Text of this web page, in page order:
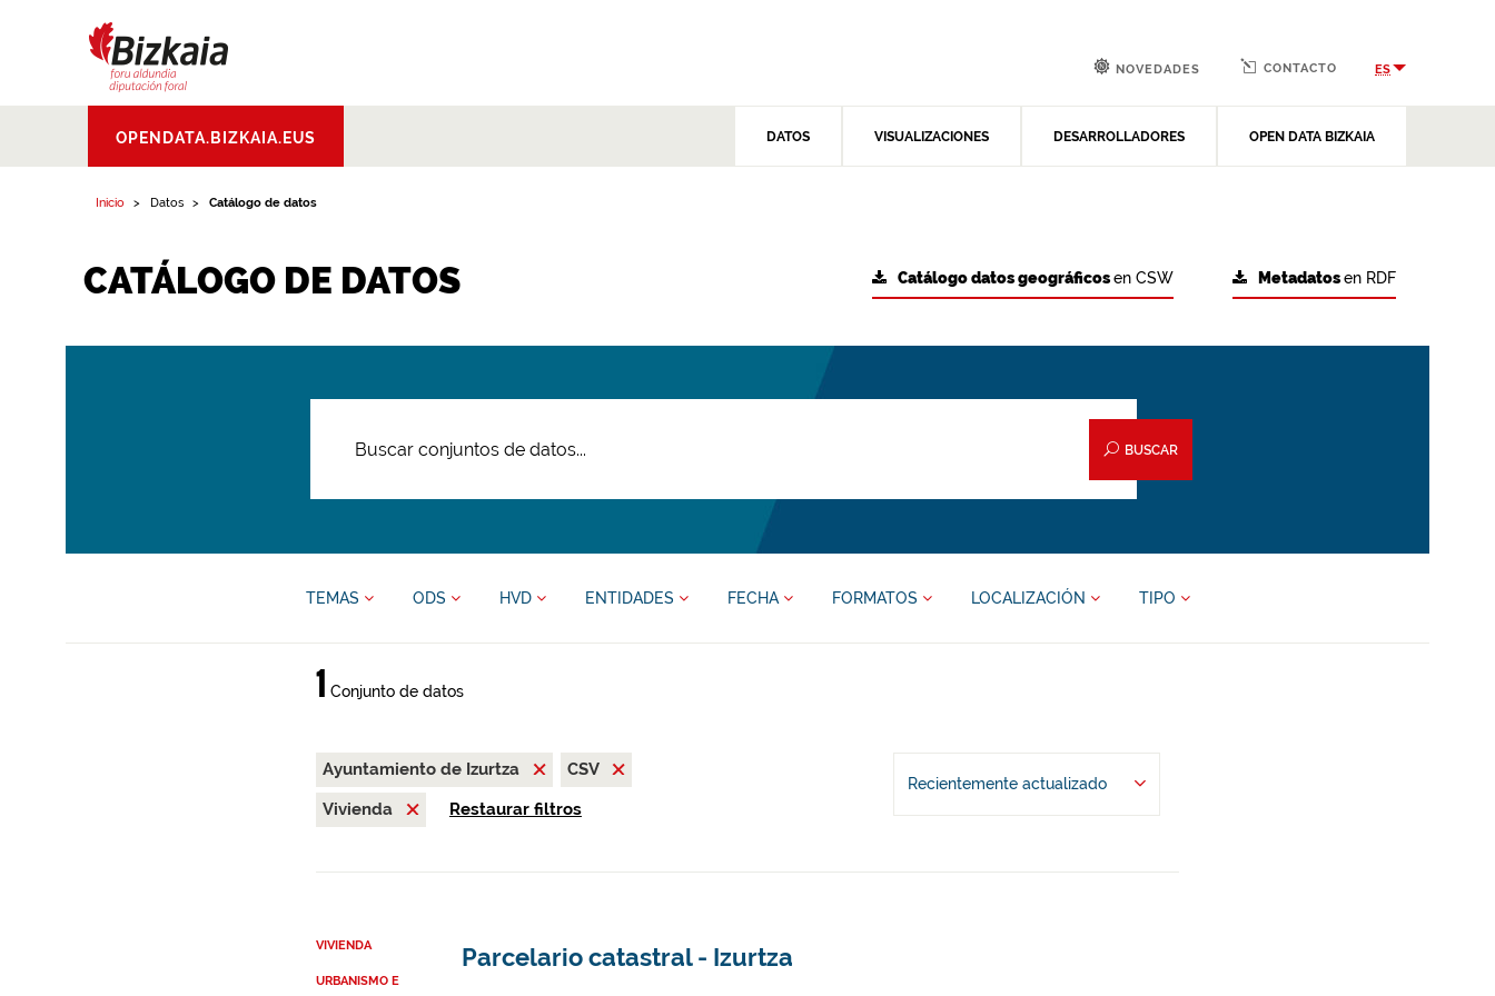
Aldundia.Diputacion
Foral de Bizkaia
OPENDATA.BIZKAIA.EUS DATOS VISUALIZACIONES DESARROLLADORES OPEN DATA BIZKAIA
NOVEDADES CONTACTO ES
Inicio Datos Catálogo de datos
CATÁLOGO DE DATOS Metadatosen RDF
Catálogo datos geográficosen CSW
BUSCAR
TEMAS ODS HVD ENTIDADES FECHA FORMATOS LOCALIZACIÓN TIPO
1 Conjunto de datos
Ayuntamiento de Izurtza
CSV
Vivienda
Restaurar filtros
Recientemente actualizado
VIVIENDA
URBANISMO E
Parcelario catastral - Izurtza